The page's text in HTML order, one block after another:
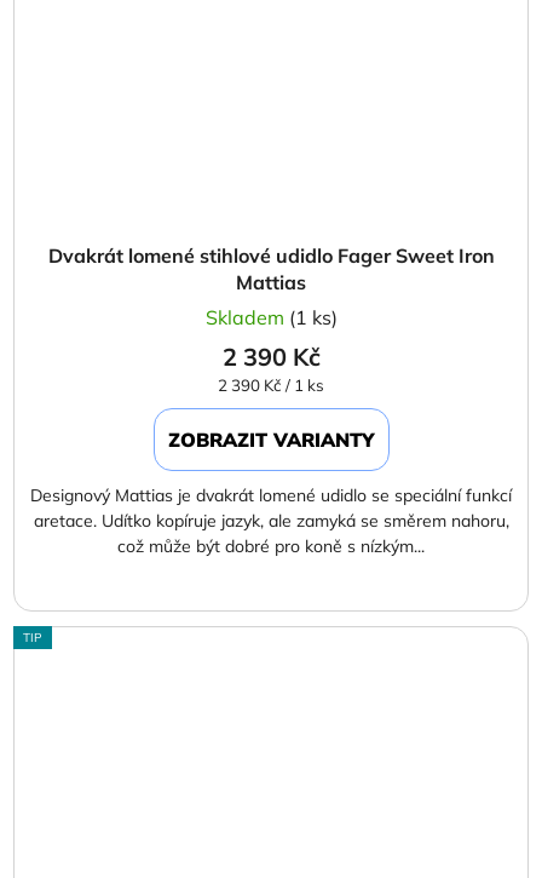
Dvakrát lomené stihlové udidlo Fager Sweet Iron
Mattias
Skladem (1 ks)
2 390 Kč
Měrná
cena:
2 390 Kč / 1 ks
ZOBRAZIT VARIANTY
Designový Mattias je dvakrát lomené udidlo se speciální funkcí
aretace. Udítko kopíruje jazyk, ale zamyká se směrem nahoru,
což může být dobré pro koně s nízkým...
TIP